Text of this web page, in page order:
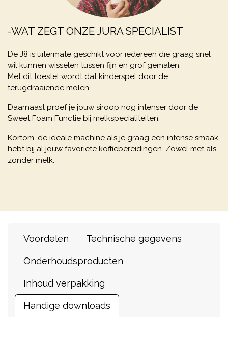
-WAT ZEGT ONZE JURA SPECIALIST
​De J8 is uitermate geschikt voor iedereen die graag snel
wil kunnen wisselen tussen fijn en grof gemalen.
Met dit toestel wordt dat kinderspel door de
terugdraaiende molen.
Daarnaast proef je jouw siroop nog intenser door de
Sweet Foam Functie bij melkspecialiteiten.
Kortom, de ideale machine als je graag een intense smaak
hebt bij al jouw favoriete koffiebereidingen. Zowel met als
zonder melk.
Voordelen Technische gegevens
Onderhoudsproducten
Inhoud verpakking
Handige downloads